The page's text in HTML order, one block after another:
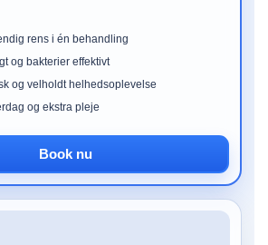
rens i én behandling
og bakterier effektivt
og velholdt helhedsoplevelse
og ekstra pleje
Book nu